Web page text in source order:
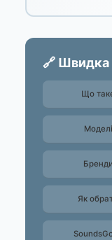
🔗 Швидка
Що
Моделі
Бренди
Як